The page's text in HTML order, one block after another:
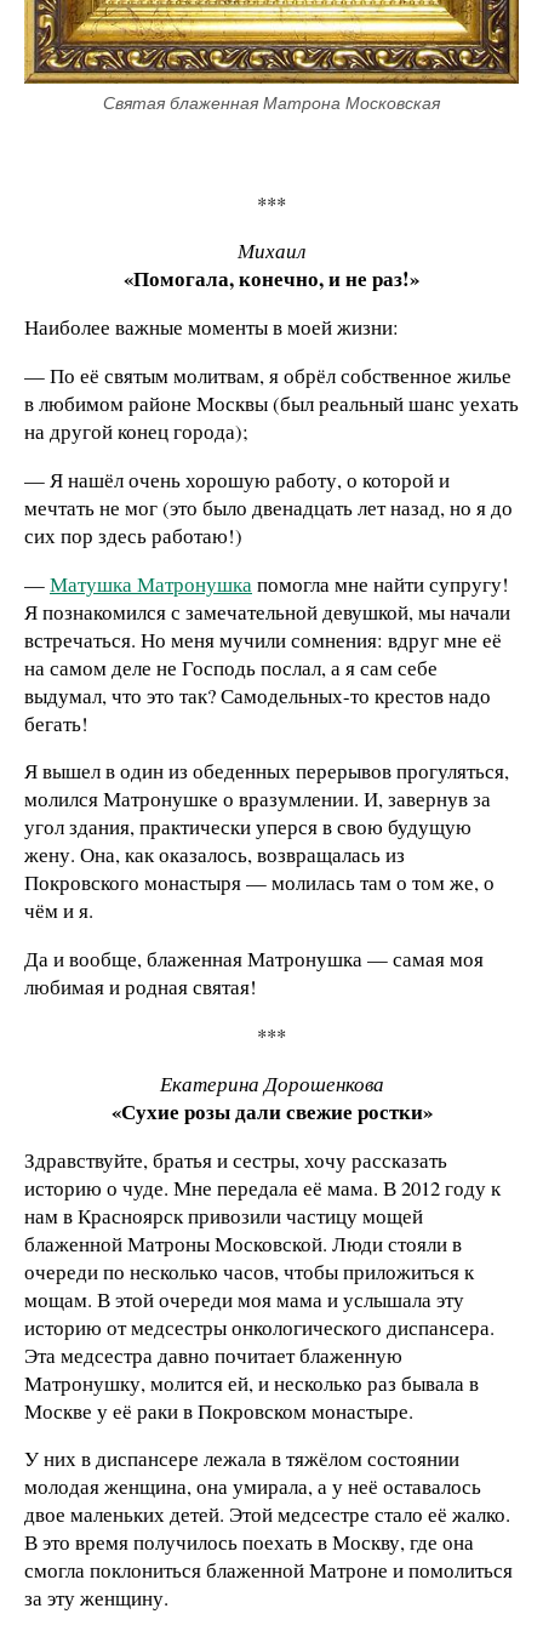
Святая блаженная Матрона Московская
***
Михаил
«Помогала, конечно, и не раз!»
Наиболее важные моменты в моей жизни:
— По её святым молитвам, я обрёл собственное жилье
в любимом районе Москвы (был реальный шанс уехать
на другой конец города);
— Я нашёл очень хорошую работу, о которой и
мечтать не мог (это было двенадцать лет назад, но я до
сих пор здесь работаю!)
—Матушка Матронушка помогла мне найти супругу!
Я познакомился с замечательной девушкой, мы начали
встречаться. Но меня мучили сомнения: вдруг мне её
на самом деле не Господь послал, а я сам себе
выдумал, что это так? Самодельных-то крестов надо
бегать!
Я вышел в один из обеденных перерывов прогуляться,
молился Матронушке о вразумлении. И, завернув за
угол здания, практически уперся в свою будущую
жену. Она, как оказалось, возвращалась из
Покровского монастыря — молилась там о том же, о
чём и я.
Да и вообще, блаженная Матронушка — самая моя
любимая и родная святая!
***
Екатерина Дорошенкова
«Сухие розы дали свежие ростки»
Здравствуйте, братья и сестры, хочу рассказать
историю о чуде. Мне передала её мама. В 2012 году к
нам в Красноярск привозили частицу мощей
блаженной Матроны Московской. Люди стояли в
очереди по несколько часов, чтобы приложиться к
мощам. В этой очереди моя мама и услышала эту
историю от медсестры онкологического диспансера.
Эта медсестра давно почитает блаженную
Матронушку, молится ей, и несколько раз бывала в
Москве у её раки в Покровском монастыре.
У них в диспансере лежала в тяжёлом состоянии
молодая женщина, она умирала, а у неё оставалось
двое маленьких детей. Этой медсестре стало её жалко.
В это время получилось поехать в Москву, где она
смогла поклониться блаженной Матроне и помолиться
за эту женщину.